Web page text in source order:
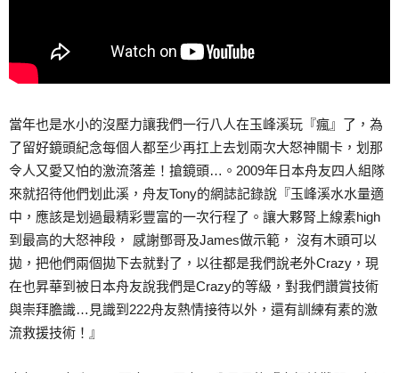
當年也是水小的沒壓力讓我們一行八人在玉峰溪玩『瘋』了，為
了留好鏡頭紀念每個人都至少再扛上去划兩次大怒神關卡，划那
令人又愛又怕的激流落差！搶鏡頭…。2009年日本舟友四人組隊
來就招待他們划此溪，舟友Tony的網誌記錄說『玉峰溪水水量適
中，應該是划過最精彩豐富的一次行程了。讓大夥腎上線素high
到最高的大怒神段， 感謝鄧哥及James做示範， 沒有木頭可以
拋，把他們兩個拋下去就對了，以往都是我們說老外Crazy，現
在也昇華到被日本舟友說我們是Crazy的等級，對我們讚賞技術
與崇拜膽識…見識到222舟友熱情接待以外，還有訓練有素的激
流救援技術！』